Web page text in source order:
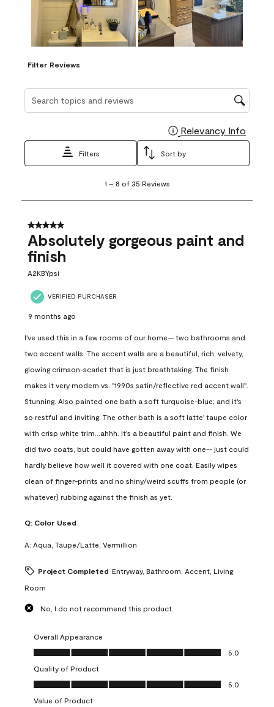
Filter Reviews
Search topics and reviews search region
Relevancy Info
Filters Sort by
8
35
Reviews
1 – 8 of 35 Reviews
5 out of 5 stars.
Absolutely gorgeous paint and
finish
A2KBYpsi
VERIFIED PURCHASER
9 months ago
I've used this in a few rooms of our home-- two bathrooms and
two accent walls. The accent walls are a beautiful, rich, velvety,
glowing crimson-scarlet that is just breathtaking. The finish
makes it very modern vs. "1990s satin/reflective red accent wall".
Stunning. Also painted one bath a soft turquoise-blue; and it's
so restful and inviting. The other bath is a soft latte' taupe color
with crisp white trim...ahhh. It's a beautiful paint and finish. We
did two coats, but could have gotten away with one-- just could
hardly believe how well it covered with one coat. Easily wipes
clean of finger-prints and no shiny/weird scuffs from people (or
whatever) rubbing against the finish as yet.
Q: Color Used
A: Aqua, Taupe/Latte, Vermillion
Project Completed Entryway, Bathroom, Accent, Living
Room
No, I do not recommend this product.
Overall Appearance
Overall Appearance, 5.0 out of 5
5.0
Quality of Product
Quality of Product, 5.0 out of 5
5.0
Value of Product